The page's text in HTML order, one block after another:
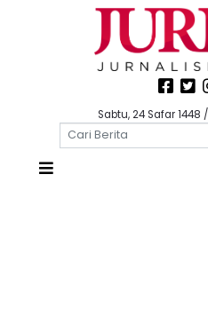
Sabtu, 24 Safar